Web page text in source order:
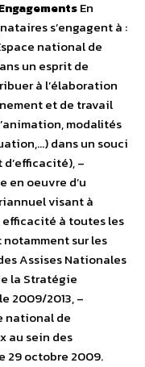
En
s’engagent à :
national de
un esprit de
à l’élaboration
et de travail
modalités
dans un souci
–
en oeuvre d’u
visant à
efficacité à toutes les
sur les
Assises Nationales
la Stratégie
2009/2013, –
national de
au sein des
29 octobre 2009.